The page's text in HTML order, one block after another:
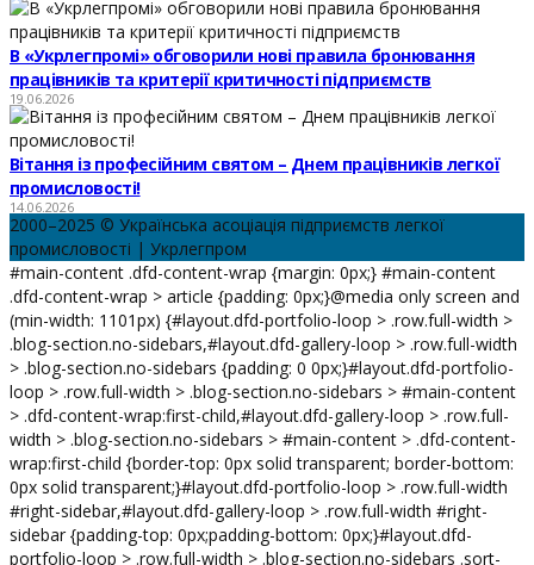
В «Укрлегпромі» обговорили нові правила бронювання
працівників та критерії критичності підприємств
19.06.2026
Вітання із професійним святом – Днем працівників легкої
промисловості!
14.06.2026
2000–2025 © Українська асоціація підприємств легкої
промисловості | Укрлегпром
#main-content .dfd-content-wrap {margin: 0px;} #main-content
.dfd-content-wrap > article {padding: 0px;}@media only screen and
(min-width: 1101px) {#layout.dfd-portfolio-loop > .row.full-width >
.blog-section.no-sidebars,#layout.dfd-gallery-loop > .row.full-width
> .blog-section.no-sidebars {padding: 0 0px;}#layout.dfd-portfolio-
loop > .row.full-width > .blog-section.no-sidebars > #main-content
> .dfd-content-wrap:first-child,#layout.dfd-gallery-loop > .row.full-
width > .blog-section.no-sidebars > #main-content > .dfd-content-
wrap:first-child {border-top: 0px solid transparent; border-bottom:
0px solid transparent;}#layout.dfd-portfolio-loop > .row.full-width
#right-sidebar,#layout.dfd-gallery-loop > .row.full-width #right-
sidebar {padding-top: 0px;padding-bottom: 0px;}#layout.dfd-
portfolio-loop > .row.full-width > .blog-section.no-sidebars .sort-